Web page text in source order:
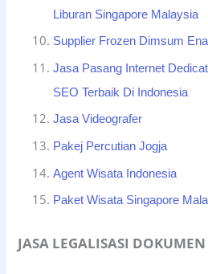
Liburan Singapore Malaysia
Supplier Frozen Dimsum
Jasa Pasang Internet
SEO Terbaik Di Indonesia
Jasa Videografer
Pakej Percutian Jogja
Agent Wisata Indonesia
Paket Wisata Singapore
JASA LEGALISASI DOKUMEN